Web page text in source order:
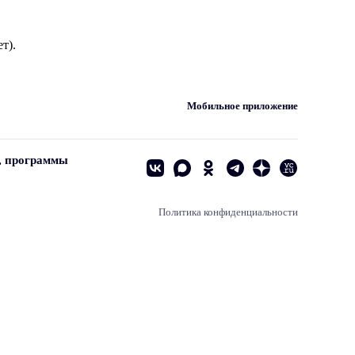
Мобильное приложение
программы
Политика конфиденциальности